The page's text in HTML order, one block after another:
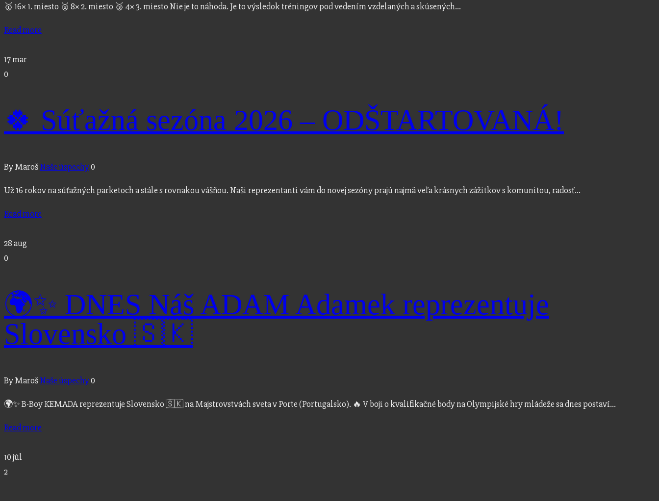
🥇 16× 1. miesto 🥈 8× 2. miesto 🥉 4× 3. miesto Nie je to náhoda. Je to výsledok tréningov pod vedením vzdelaných a skúsených…
Read more
17mar
0
🍀 Súťažná sezóna 2026 – ODŠTARTOVANÁ!
By MarošNaše úspechy0
Už 16 rokov na súťažných parketoch a stále s rovnakou vášňou. Naši reprezentanti vám do novej sezóny prajú najmä veľa krásnych zážitkov s komunitou, radosť…
Read more
28aug
0
🌍✨ DNES Náš ADAM Adamek reprezentuje
Slovensko 🇸🇰
By MarošNaše úspechy0
🌍✨ B-Boy KEMADA reprezentuje Slovensko 🇸🇰 na Majstrovstvách sveta v Porte (Portugalsko). 🔥 V boji o kvalifikačné body na Olympijské hry mládeže sa dnes postaví…
Read more
10júl
2